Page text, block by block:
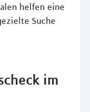
helfen eine
Suche
im